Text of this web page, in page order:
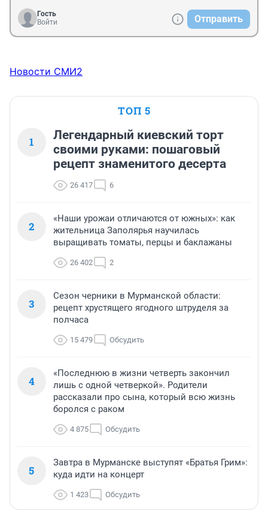
Гость
Войти
Отправить
Новости СМИ2
ТОП 5
1
Легендарный киевский торт
своими руками: пошаговый
рецепт знаменитого десерта
26 417 6
2
«Наши урожаи отличаются от южных»: как
жительница Заполярья научилась
выращивать томаты, перцы и баклажаны
26 402 2
3
Сезон черники в Мурманской области:
рецепт хрустящего ягодного штруделя за
полчаса
15 479 Обсудить
4
«Последнюю в жизни четверть закончил
лишь с одной четверкой». Родители
рассказали про сына, который всю жизнь
боролся с раком
4 875 Обсудить
5
Завтра в Мурманске выступят «Братья Грим»:
куда идти на концерт
1 423 Обсудить